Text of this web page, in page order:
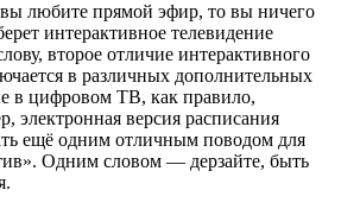
любите прямой эфир, то вы ничего
интерактивное телевидение
второе отличие интерактивного
в различных дополнительных
в цифровом ТВ, как правило,
электронная версия расписания
ещё одним отличным поводом для
Одним словом — дерзайте, быть